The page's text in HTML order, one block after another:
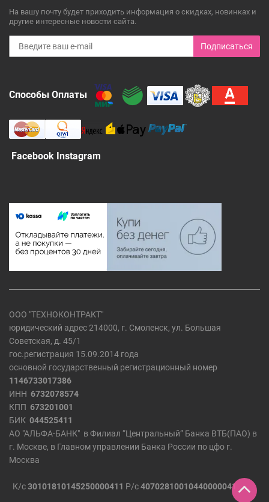
На вашу почту будет приходить информация о скидках, новинках и
другие интересные новости сайта.
Подписаться
Способы Оплаты
Facebook Instagram
ООО "ТЕХНОКОНТРАКТ"
юридический адрес 214000, г. Смоленск, ул. Большая
Советская, д. 45/1
гос.регистрация 15.09.2014 года
основной государственный регистрационный номер
1146733017386
ИНН 6732078574
КПП 673201001
БИК 044525411
АО "АЛЬФА-БАНК" в Филиал “Центральный” Банка ВТБ(ПАО) в
г. Москве, в Главном управлении Банка России по цфо г.
Москва
К/с30101810145250000411 Р/с40702810010440000041